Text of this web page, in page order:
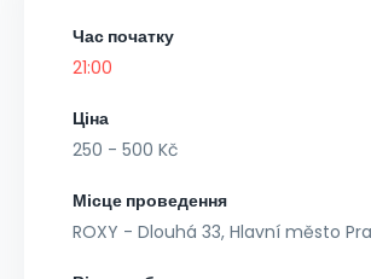
Час початку
21:00
Ціна
250 - 500 Kč
Місце проведення
ROXY - Dlouhá 33, Hlavní město